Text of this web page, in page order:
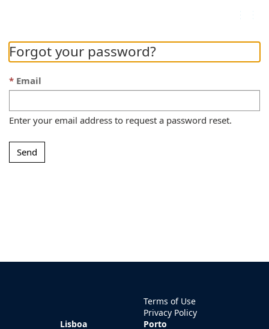
Forgot your password?
Email
Enter your email address to request a password reset.
Send
Terms of Use
Privacy Policy
Lisboa
Porto